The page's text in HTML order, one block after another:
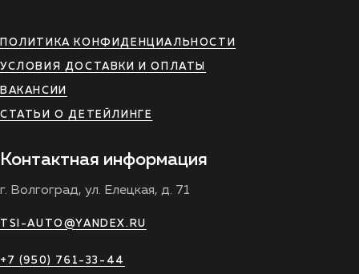
ПОЛИТИКА КОНФИДЕНЦИАЛЬНОСТИ
УСЛОВИЯ ДОСТАВКИ И ОПЛАТЫ
ВАКАНСИИ
СТАТЬИ О ДЕТЕЙЛИНГЕ
Контактная информация
г. Волгоград, ул. Елецкая, д. 71
TSI-AUTO@YANDEX.RU
+7 (950) 761-33-44